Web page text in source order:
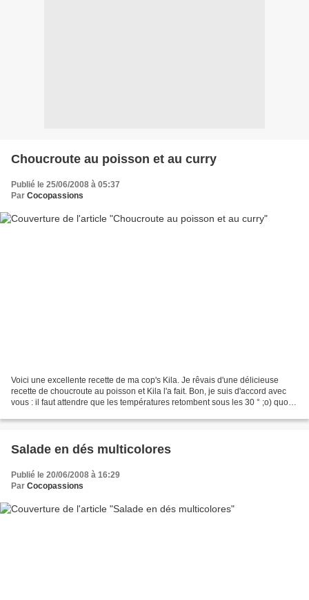
Choucroute au poisson et au curry
Publié le 25/06/2008 à 05:37
Par Cocopassions
Voici une excellente recette de ma cop's Kila. Je rêvais d'une délicieuse
recette de choucroute au poisson et Kila l'a fait. Bon, je suis d'accord avec
vous : il faut attendre que les températures retombent sous les 30 ° ;o) quoi
Salade en dés multicolores
Publié le 20/06/2008 à 16:29
Par Cocopassions